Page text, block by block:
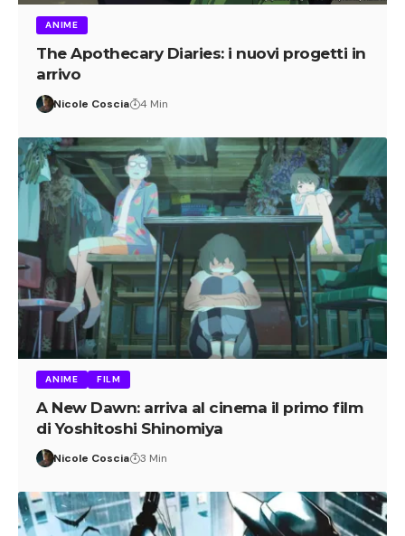
ANIME
The Apothecary Diaries: i nuovi progetti in
arrivo
Nicole Coscia 4 Min
ANIME FILM
A New Dawn: arriva al cinema il primo film
di Yoshitoshi Shinomiya
Nicole Coscia 3 Min